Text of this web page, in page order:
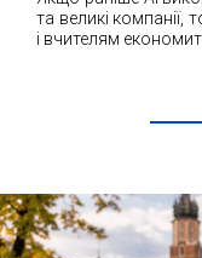
та великі компанії,
і вчителям